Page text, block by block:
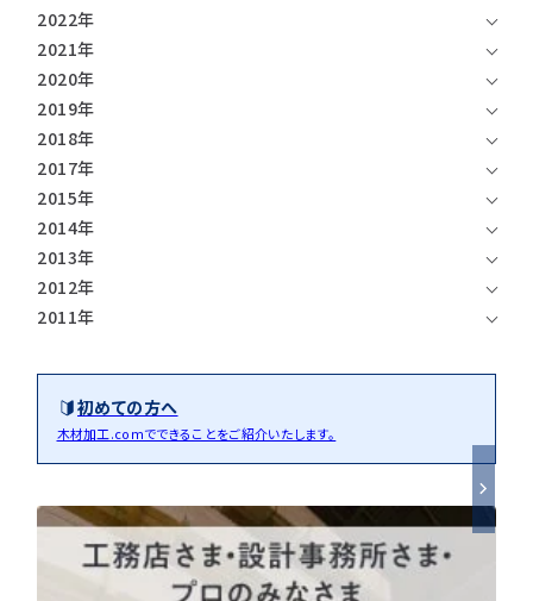
お支払いについて
注意事項とよくある質問
新生活
フォトコンテスト
2022年
2021年
2020年
2019年
2018年
2017年
2015年
2014年
2013年
2012年
2011年
初めての方へ
木材加工.comでできることをご紹介いたします。